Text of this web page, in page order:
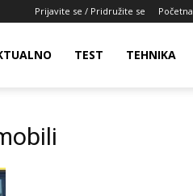
Prijavite se / Pridružite se Početna
TEST TEHNIKA